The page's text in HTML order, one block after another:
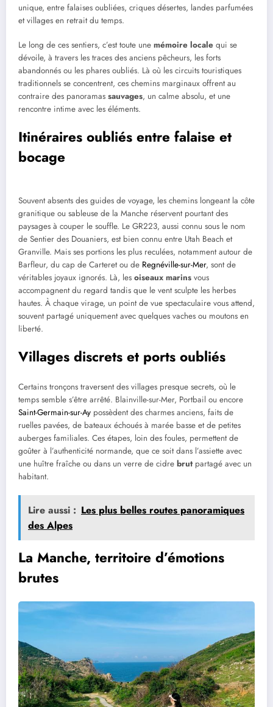
unique, entre falaises oubliées, criques désertes, landes parfumées
et villages en retrait du temps.
Le long de ces sentiers, c’est toute une mémoire locale qui se
dévoile, à travers les traces des anciens pêcheurs, les forts
abandonnés ou les phares oubliés. Là où les circuits touristiques
traditionnels se concentrent, ces chemins marginaux offrent au
contraire des panoramas sauvages, un calme absolu, et une
rencontre intime avec les éléments.
Itinéraires oubliés entre falaise et
bocage
Souvent absents des guides de voyage, les chemins longeant la côte
granitique ou sableuse de la Manche réservent pourtant des
paysages à couper le souffle. Le GR223, aussi connu sous le nom
de Sentier des Douaniers, est bien connu entre Utah Beach et
Granville. Mais ses portions les plus reculées, notamment autour de
Barfleur, du cap de Carteret ou de Regnéville-sur-Mer, sont de
véritables joyaux ignorés. Là, les oiseaux marins vous
accompagnent du regard tandis que le vent sculpte les herbes
hautes. À chaque virage, un point de vue spectaculaire vous attend,
souvent partagé uniquement avec quelques vaches ou moutons en
liberté.
Villages discrets et ports oubliés
Certains tronçons traversent des villages presque secrets, où le
temps semble s’être arrêté. Blainville-sur-Mer, Portbail ou encore
Saint-Germain-sur-Ay possèdent des charmes anciens, faits de
ruelles pavées, de bateaux échoués à marée basse et de petites
auberges familiales. Ces étapes, loin des foules, permettent de
goûter à l’authenticité normande, que ce soit dans l’assiette avec
une huître fraîche ou dans un verre de cidre brutpartagé avec un
habitant.
Lire aussi : Les plus belles routes panoramiques
des Alpes
La Manche, territoire d’émotions
brutes